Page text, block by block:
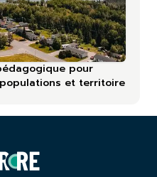
pour
et territoire